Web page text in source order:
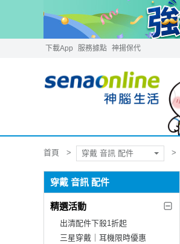
下載App 服務據點 神揚保代
首頁 穿戴 音訊 配件
穿戴 音訊 配件
精選活動
出清配件下殺1折起
三星穿戴｜耳機限時優惠